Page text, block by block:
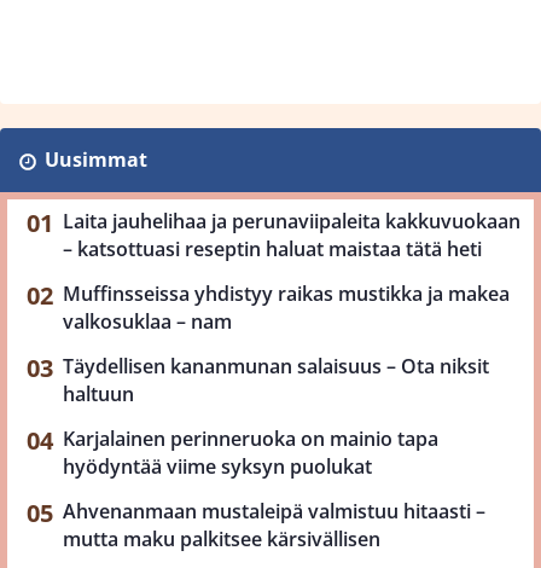
Uusimmat
Laita jauhelihaa ja perunaviipaleita kakkuvuokaan
– katsottuasi reseptin haluat maistaa tätä heti
Muffinsseissa yhdistyy raikas mustikka ja makea
valkosuklaa – nam
Täydellisen kananmunan salaisuus – Ota niksit
haltuun
Karjalainen perinneruoka on mainio tapa
hyödyntää viime syksyn puolukat
Ahvenanmaan mustaleipä valmistuu hitaasti –
mutta maku palkitsee kärsivällisen